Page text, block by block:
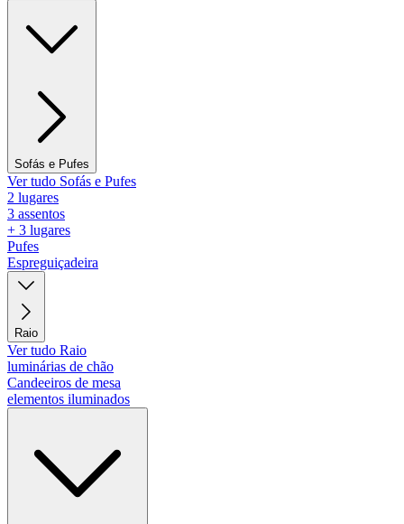
Sofás e Pufes
Ver tudo Sofás e Pufes
2 lugares
3 assentos
+ 3 lugares
Pufes
Espreguiçadeira
Raio
Ver tudo Raio
luminárias de chão
Candeeiros de mesa
elementos iluminados